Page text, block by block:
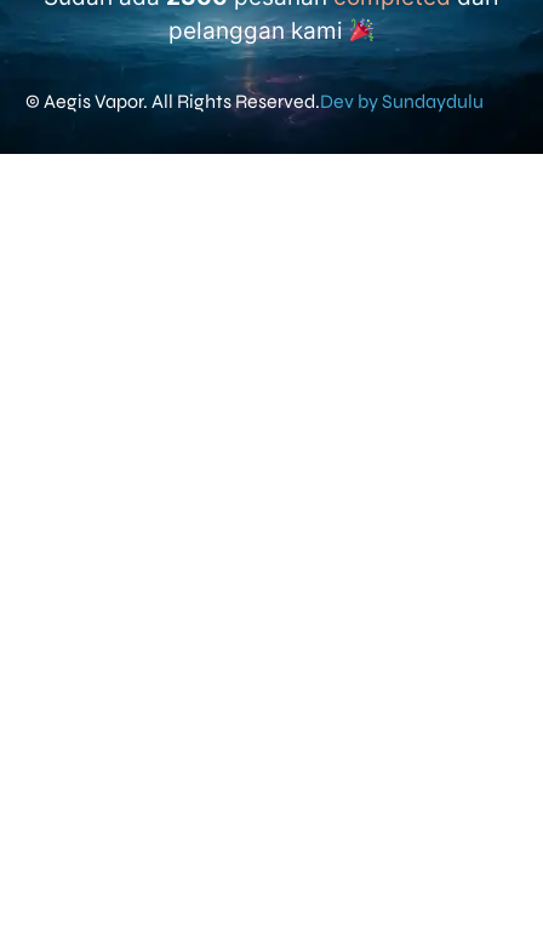
pelanggan kami
© Aegis Vapor. All Rights Reserved.Dev by Sundaydulu